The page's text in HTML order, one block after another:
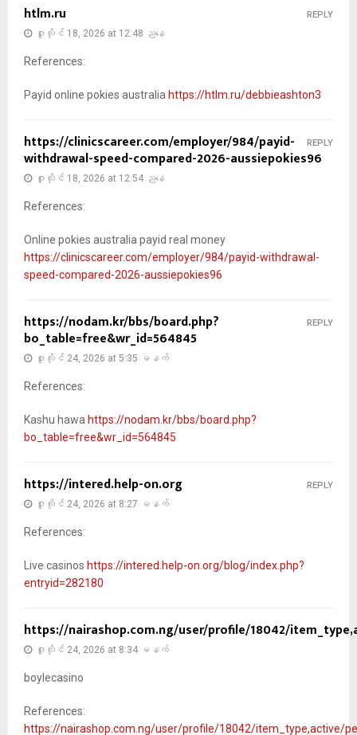
htlm.ru
ဇူလိုင် 18, 2026 at 12:48 ညနေ
References:
Payid online pokies australia https://htlm.ru/debbieashton3
REPLY
https://clinicscareer.com/employer/984/payid-
withdrawal-speed-compared-2026-aussiepokies96
ဇူလိုင် 18, 2026 at 12:54 ညနေ
References:
Online pokies australia payid real money
https://clinicscareer.com/employer/984/payid-withdrawal-
speed-compared-2026-aussiepokies96
REPLY
https://nodam.kr/bbs/board.php?
bo_table=free&wr_id=564845
ဇူလိုင် 24, 2026 at 5:35 မနက်
References:
Kashu hawa https://nodam.kr/bbs/board.php?
bo_table=free&wr_id=564845
REPLY
https://intered.help-on.org
ဇူလိုင် 24, 2026 at 8:27 မနက်
References:
Live casinos https://intered.help-on.org/blog/index.php?
entryid=282180
REPLY
https://nairashop.com.ng/user/profile/18042/
ဇူလိုင် 24, 2026 at 8:34 မနက်
boylecasino
References:
https://nairashop.com.ng/user/profile/18042/item_type,active/